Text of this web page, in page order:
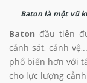
Baton là một vũ
Baton đầu tiên
cảnh sát, cảnh
phổ biến hơn với
cho lực lượng